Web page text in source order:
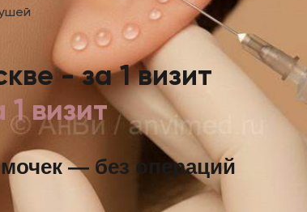
- за 1 визит
визит
— без операций